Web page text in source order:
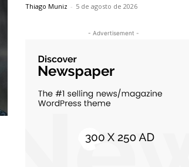
Thiago Muniz - 5 de agosto de 2026
- Advertisement -